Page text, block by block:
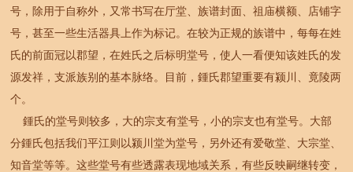
号，除用于自称外，又常书写在厅堂、族谱封面、祖庙横额、店铺字
号，甚至一些生活器具上作为标记。在较为正规的族谱中，每每在姓
氏的前面冠以郡望，在姓氏之后标明堂号，使人一看便知该姓氏的发
源发祥，支派族别的基本脉络。目前，鍾氏郡望重要有颍川、竟陵两
个。
鍾氏的堂号则较多，大的宗支有堂号，小的宗支也有堂号。大部
分鍾氏包括我们平江则以颍川堂为堂号，另外还有爱敬堂、大宗堂、
知音堂等等。这些堂号有些透露表现地域关系，有些反映嗣继转变，